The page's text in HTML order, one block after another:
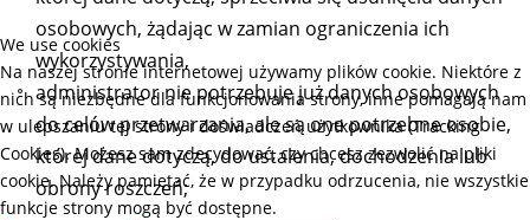
osobowych, żądając w zamian ograniczenia ich
wykorzystywania,
administrator nie potrzebuje już danych osobowych
do celów przetwarzania, ale są one potrzebne osobie,
której dane dotyczą, do ustalenia, dochodzenia lub
obrony roszczeń;
We use cookies
Na naszej stronie internetowej używamy plików cookie. Niektóre z
nich są niezbędne dla funkcjonowania strony, inne pomagają nam
w ulepszaniu tej strony i doświadczeń użytkownika (Tracking
Cookies). Możesz sam zdecydować, czy chcesz zezwolić na pliki
cookie. Należy pamiętać, że w przypadku odrzucenia, nie wszystkie
funkcje strony mogą być dostępne.